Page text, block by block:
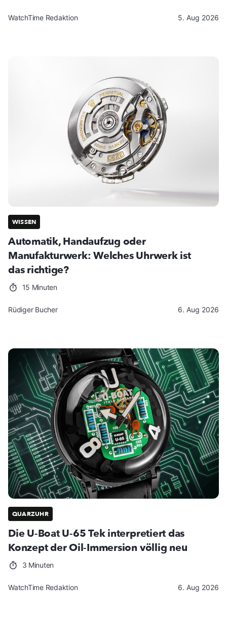
WatchTime Redaktion 5. Aug 2026
WISSEN
Automatik, Handaufzug oder
Manufakturwerk: Welches Uhrwerk ist
das richtige?
15 Minuten
Rüdiger Bucher 6. Aug 2026
QUARZUHR
Die U-Boat U-65 Tek interpretiert das
Konzept der Oil-Immersion völlig neu
3 Minuten
WatchTime Redaktion 6. Aug 2026